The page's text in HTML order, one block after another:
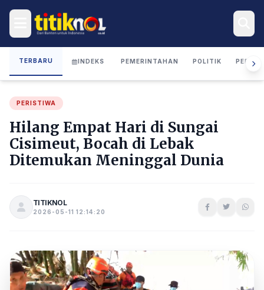
TERBARU INDEKS PEMERINTAHAN POLITIK
PERISTIWA
Hilang Empat Hari di Sungai
Cisimeut, Bocah di Lebak
Ditemukan Meninggal Dunia
TITIKNOL
2026-05-11 12:14:20